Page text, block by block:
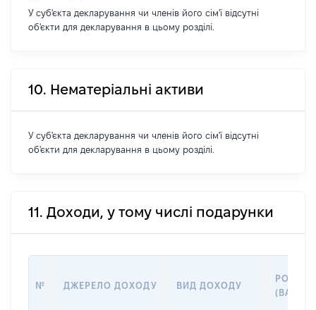
У суб'єкта декларування чи членів його сім'ї відсутні
об'єкти для декларування в цьому розділі.
10. Нематеріальні активи
У суб'єкта декларування чи членів його сім'ї відсутні
об'єкти для декларування в цьому розділі.
11. Доходи, у тому числі подарунки
№ ДЖЕРЕЛО ДОХОДУ ВИД ДОХОДУ
РОЗМІР